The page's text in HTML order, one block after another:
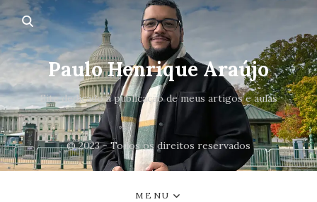
Paulo Henrique Araújo
Site dedicado a publicação de meus artigos e aulas
© 2023 - Todos os direitos reservados
MENU